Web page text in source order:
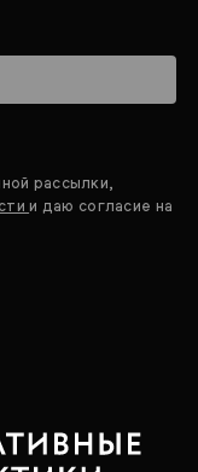
рассылки,
и даю согласие на